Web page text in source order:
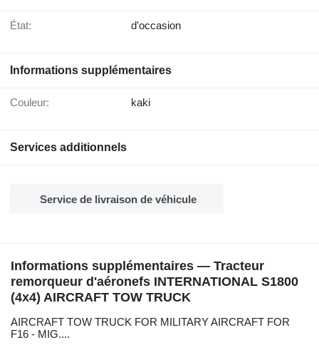
État: d'occasion
Informations supplémentaires
Couleur: kaki
Services additionnels
Service de livraison de véhicule
Informations supplémentaires — Tracteur
remorqueur d'aéronefs INTERNATIONAL S1800
(4x4) AIRCRAFT TOW TRUCK
AIRCRAFT TOW TRUCK FOR MILITARY AIRCRAFT FOR
F16 - MIG....